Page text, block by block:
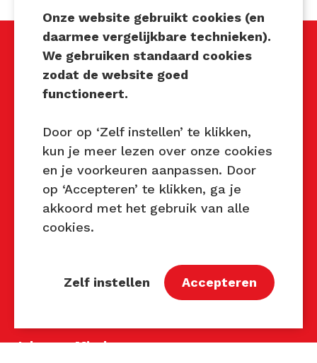
Techniek Tastbaar
Techniek Tastbaar in uw regio
te organiseren of heeft u
vragen over dit evenement,
neem dan contact met ons op
via de gegevens.
Privacy Beleid
John van Mierlo
Onze website gebruikt cookies (en
daarmee vergelijkbare technieken).
We gebruiken standaard cookies
zodat de website goed
functioneert.
Door op ‘Zelf instellen’ te klikken,
kun je meer lezen over onze cookies
en je voorkeuren aanpassen. Door
op ‘Accepteren’ te klikken, ga je
akkoord met het gebruik van alle
cookies.
Zelf instellen Accepteren